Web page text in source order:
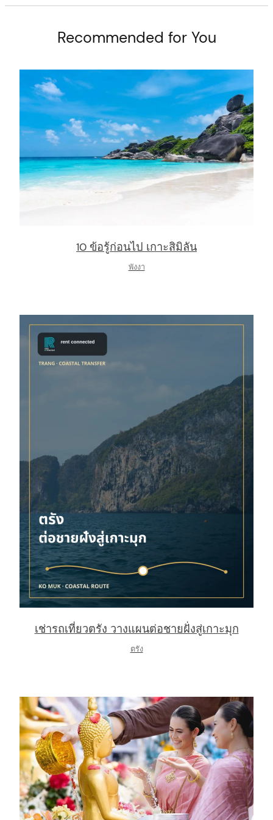
Recommended for You
10 ข้อรู้ก่อนไป เกาะสิมิลัน
พังงา
เช่ารถเที่ยวตรัง วางแผนต่อชายฝั่งสู่เกาะมุก
ตรัง